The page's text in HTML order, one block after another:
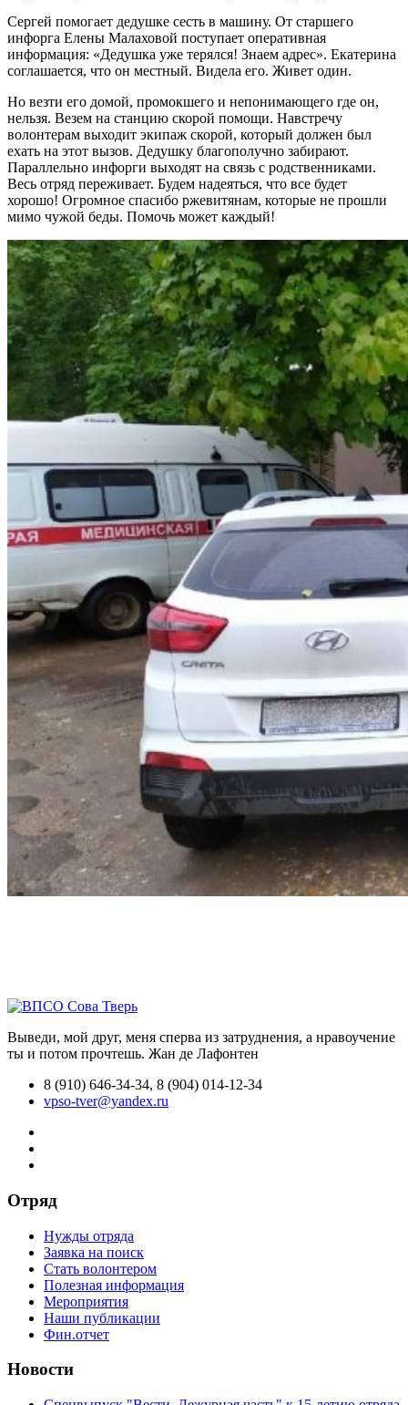
Сергей помогает дедушке сесть в машину. От старшего
инфорга Елены Малаховой поступает оперативная
информация: «Дедушка уже терялся! Знаем адрес». Екатерина
соглашается, что он местный. Видела его. Живет один.
Но везти его домой, промокшего и непонимающего где он,
нельзя. Везем на станцию скорой помощи. Навстречу
волонтерам выходит экипаж скорой, который должен был
ехать на этот вызов. Дедушку благополучно забирают.
Параллельно инфорги выходят на связь с родственниками.
Весь отряд переживает. Будем надеяться, что все будет
хорошо! Огромное спасибо ржевитянам, которые не прошли
мимо чужой беды. Помочь может каждый!
Выведи, мой друг, меня сперва из затруднения, а нравоучение
ты и потом прочтешь. Жан де Лафонтен
8 (910) 646-34-34, 8 (904) 014-12-34
vpso-tver@yandex.ru
Отряд
Нужды отряда
Заявка на поиск
Стать волонтером
Полезная информация
Мероприятия
Наши публикации
Фин.отчет
Новости